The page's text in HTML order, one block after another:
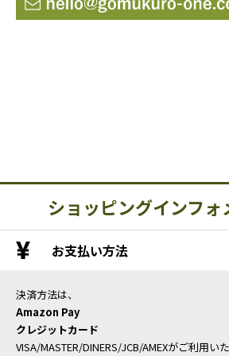
ショッピングインフォ
お支払い方法
決済方法は、
Amazon Pay
クレジットカード
VISA/MASTER/DINERS/JCB/AMEXがご利用い